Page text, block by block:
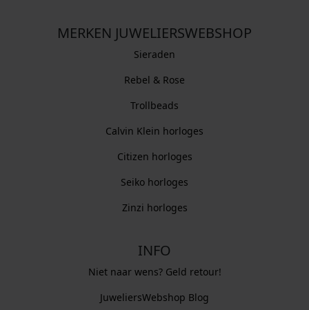
MERKEN JUWELIERSWEBSHOP
Sieraden
Rebel & Rose
Trollbeads
Calvin Klein horloges
Citizen horloges
Seiko horloges
Zinzi horloges
INFO
Niet naar wens? Geld retour!
JuweliersWebshop Blog